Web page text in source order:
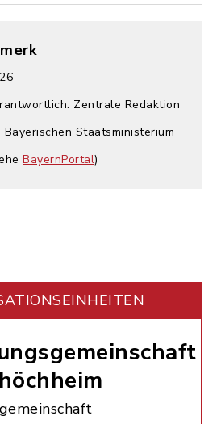
Zentrale Redaktion
Bayerischen Staatsministerium
BayernPortal)